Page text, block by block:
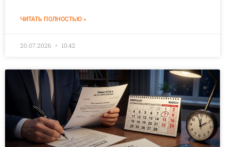
ЧИТАТЬ ПОЛНОСТЬЮ »
20.07.2026 10:42